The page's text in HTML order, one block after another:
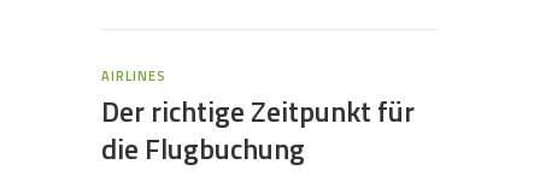
AIRLINES
Der richtige Zeitpunkt für
die Flugbuchung